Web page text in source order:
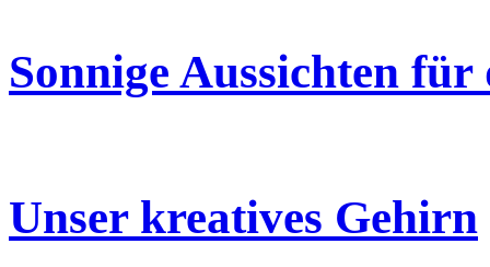
Sonnige Aussichten
Unser kreatives Gehirn